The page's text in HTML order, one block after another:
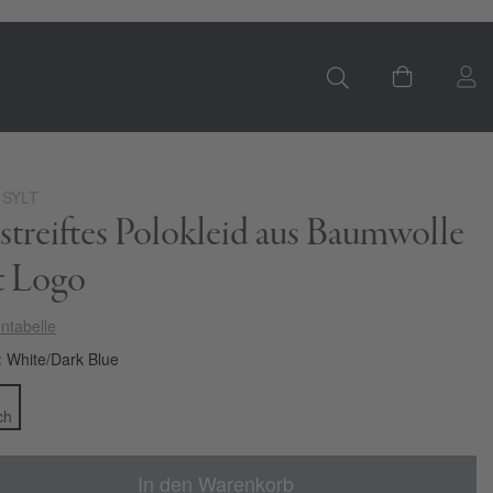
Mein
Polokleid aus Baumwolle
Logo
White/Dark Blue
In den Warenkorb